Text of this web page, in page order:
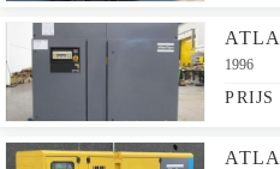
1996